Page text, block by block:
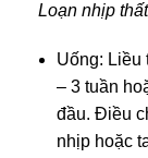
Loạn nhịp
Uống: Liều
– 3 tuần
đầu. Điều
nhịp hoặc